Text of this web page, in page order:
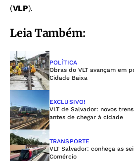
(VLP).
Leia Também:
POLÍTICA
Obras do VLT avançam em
Cidade Baixa
EXCLUSIVO!
VLT de Salvador: novos
antes de chegar à cidade
TRANSPORTE
VLT Salvador: conheça as
Comércio